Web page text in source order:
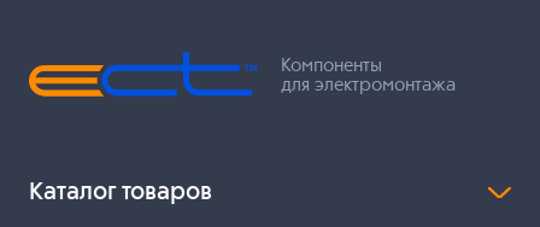
Компоненты
для электромонтажа
Каталог товаров